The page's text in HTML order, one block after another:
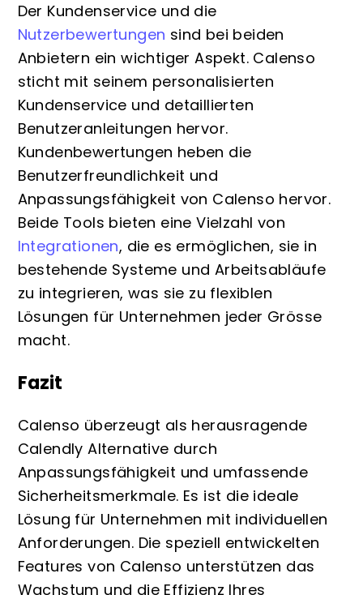
Der Kundenservice und die
Nutzerbewertungen sind bei beiden
Anbietern ein wichtiger Aspekt. Calenso
sticht mit seinem personalisierten
Kundenservice und detaillierten
Benutzeranleitungen hervor.
Kundenbewertungen heben die
Benutzerfreundlichkeit und
Anpassungsfähigkeit von Calenso hervor.
Beide Tools bieten eine Vielzahl von
Integrationen, die es ermöglichen, sie in
bestehende Systeme und Arbeitsabläufe
zu integrieren, was sie zu flexiblen
Lösungen für Unternehmen jeder Grösse
macht.
Fazit
Calenso überzeugt als herausragende
Calendly Alternative durch
Anpassungsfähigkeit und umfassende
Sicherheitsmerkmale. Es ist die ideale
Lösung für Unternehmen mit individuellen
Anforderungen. Die speziell entwickelten
Features von Calenso unterstützen das
Wachstum und die Effizienz Ihres